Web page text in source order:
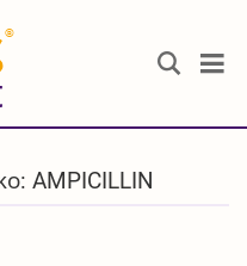
®
AMPICILLIN